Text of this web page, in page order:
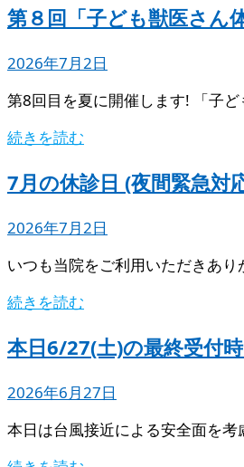
第８回「子ども獣医さん
2026年7月2日
第8回目を夏に開催します! 「子
続きを読む
7月の休診日 (夜間緊急対
2026年7月2日
いつも当院をご利用いただきあ
続きを読む
本日6/27(土)の最終受付
2026年6月27日
本日は台風接近による安全面を